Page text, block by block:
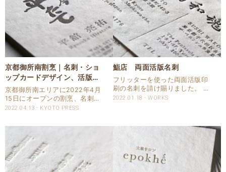
京都御所南割烹｜名刺・ショ
ップカードデザイン、活版印
刷
京都御所南エリアに2022年4月
15日にオープンの割烹、名刺、
ショップカードのデザイン、印
ザイン、印刷 Shop Card ..
2022.04.13 KYOTO PRESS
鮨店 両面活版名刺
フリッターを使った両面活版印
刷の名刺を請け賜りました。 表
面には法人様の内容、裏面には
2022.01.18 WORKS